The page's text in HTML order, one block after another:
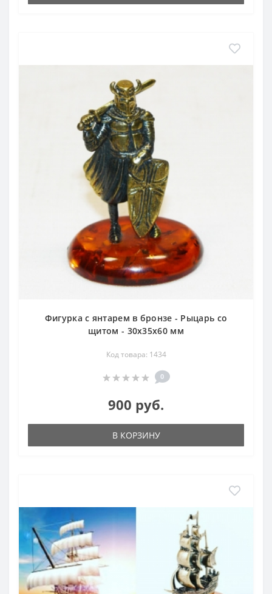
Фигурка с янтарем в бронзе - Рыцарь со
щитом - 30х35х60 мм
Код товара: 1434
0
900 руб.
В КОРЗИНУ